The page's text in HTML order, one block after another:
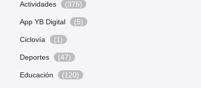
Actividades (375)
App YB Digital (5)
Ciclovía (1)
Deportes (47)
Educación (120)